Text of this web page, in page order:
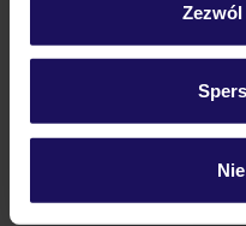
Szczegółowe
Atrakcje
Ważne informacje